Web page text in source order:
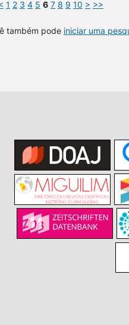
1 2 3 4 5 6 7 8 9 10 > >>
também pode iniciar uma